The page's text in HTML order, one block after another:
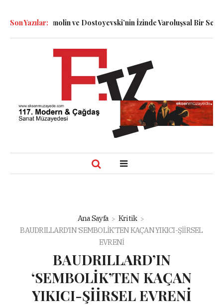
Son Yazılar:Smolin ve Dostoyevski’nin İzinde Varoluşsal Bir Sentez
Ana Sayfa
Kritik
BAUDRILLARD’IN ‘SEMBOLİK’TEN KAÇAN YIKICI-ŞİİRSEL
EVRENİ
BAUDRILLARD’IN
‘SEMBOLİK’TEN KAÇAN
YIKICI-ŞİİRSEL EVRENİ